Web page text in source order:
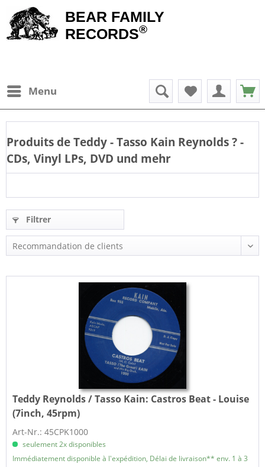
BEAR FAMILY
RECORDS®
Menu
Produits deTeddy - Tasso Kain Reynolds? -
CDs, Vinyl LPs, DVD und mehr
Filtrer
Teddy Reynolds / Tasso Kain: Castros Beat - Louise
(7inch, 45rpm)
Art-Nr.: 45CPK1000
seulement 2x disponibles
Immédiatement disponible à l'expédition, Délai de livraison** env. 1 à 3